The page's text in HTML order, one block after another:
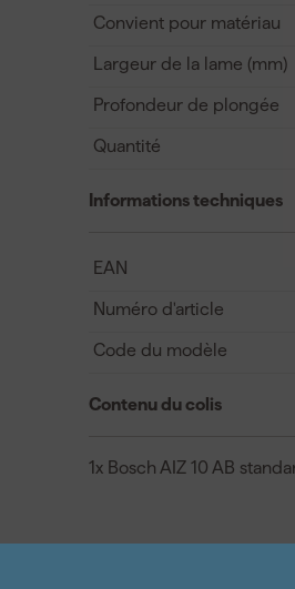
Convient pour matériau
Largeur de la lame (mm)
Profondeur de plongée
Quantité
Informations techniques
EAN
Numéro d'article
Code du modèle
Contenu du colis
1x Bosch AIZ 10 AB